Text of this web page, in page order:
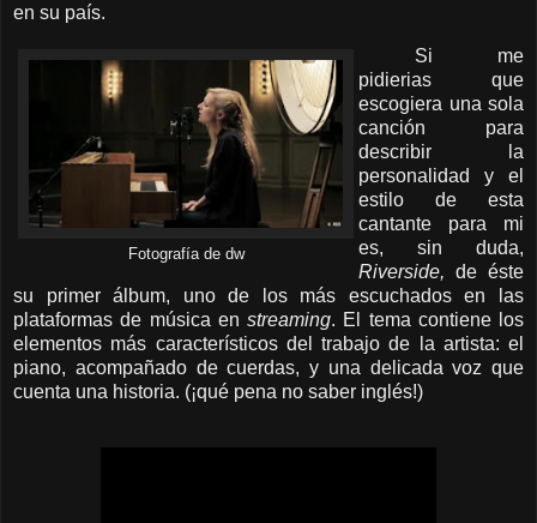
en su país.
Fotografía de dw
Si me
pidierias que
escogiera una sola
canción para
describir la
personalidad y el
estilo de esta
cantante para mi
es, sin duda,
Riverside, de éste
su primer álbum, uno de los más escuchados en las
plataformas de música en streaming. El tema contiene los
elementos más característicos del trabajo de la artista: el
piano, acompañado de cuerdas, y una delicada voz que
cuenta una historia. (¡qué pena no saber inglés!)